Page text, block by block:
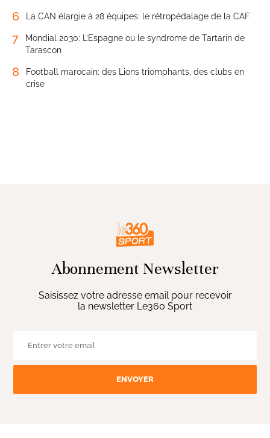
6 La CAN élargie à 28 équipes: le rétropédalage de la CAF
7
Mondial 2030: L’Espagne ou le syndrome de Tartarin de
Tarascon
8
Football marocain: des Lions triomphants, des clubs en
crise
Abonnement Newsletter
Saisissez votre adresse email pour recevoir
la newsletter Le360 Sport
ENVOYER